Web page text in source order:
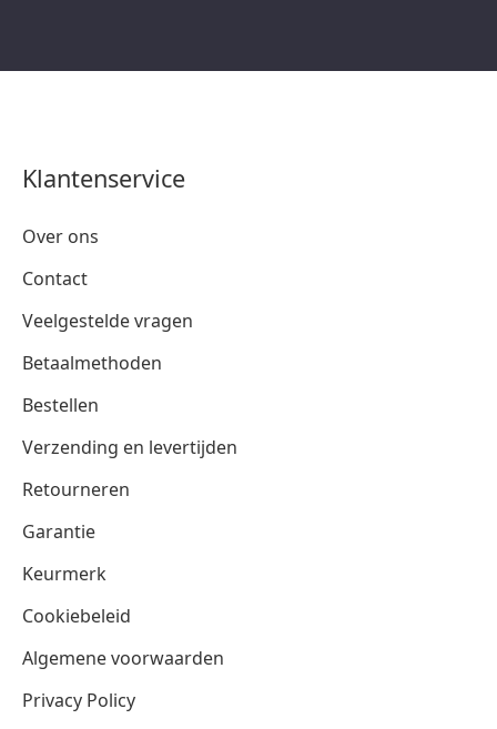
Klantenservice
Over ons
Contact
Veelgestelde vragen
Betaalmethoden
Bestellen
Verzending en levertijden
Retourneren
Garantie
Keurmerk
Cookiebeleid
Algemene voorwaarden
Privacy Policy